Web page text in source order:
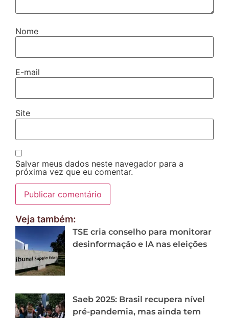
Nome
E-mail
Site
Salvar meus dados neste navegador para a
próxima vez que eu comentar.
Veja também:
TSE cria conselho para monitorar
desinformação e IA nas eleições
Saeb 2025: Brasil recupera nível
pré-pandemia, mas ainda tem